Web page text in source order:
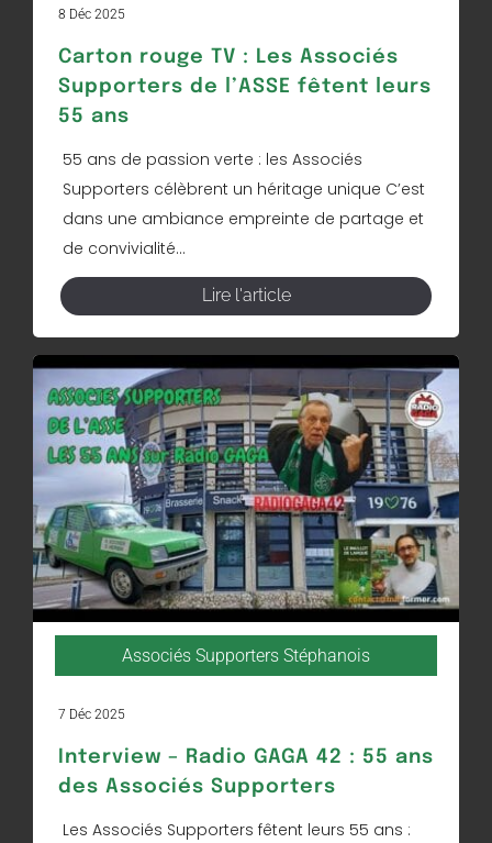
8 Déc 2025
Carton rouge TV : Les Associés
Supporters de l’ASSE fêtent leurs
55 ans
55 ans de passion verte : les Associés
Supporters célèbrent un héritage unique C’est
dans une ambiance empreinte de partage et
de convivialité...
Lire l'article
Associés Supporters Stéphanois
7 Déc 2025
Interview – Radio GAGA 42 : 55 ans
des Associés Supporters
Les Associés Supporters fêtent leurs 55 ans :